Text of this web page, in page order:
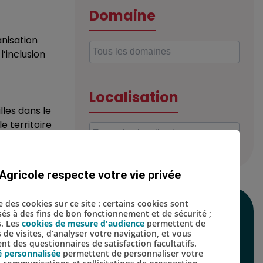
dans le
territoire
Domaine
Localisation
SUIVEZ-NOUS SUR
LES RÉSEAUX
SOCIAUX
respecte votre vie privée
des cookies sur ce site : certains cookies sont
à des fins de bon fonctionnement et de sécurité ;
Les cookies de mesure d'audience permettent de
visites, d’analyser votre navigation, et vous
des questionnaires de satisfaction facultatifs.
personnalisée permettent de personnaliser votre